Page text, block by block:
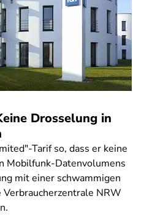
Drosselung in
Tarif so, dass er keine
Mobilfunk-Datenvolumens
mit einer schwammigen
NRW